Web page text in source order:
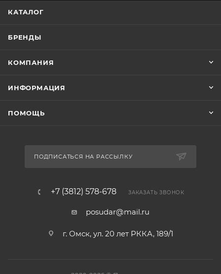
КАТАЛОГ
БРЕНДЫ
КОМПАНИЯ
ИНФОРМАЦИЯ
ПОМОЩЬ
ПОДПИСАТЬСЯ НА РАССЫЛКУ
+7 (3812) 578-678 ЗАКАЗАТЬ ЗВОНОК
posudar@mail.ru
г. Омск, ул. 20 лет РККА, 189/1